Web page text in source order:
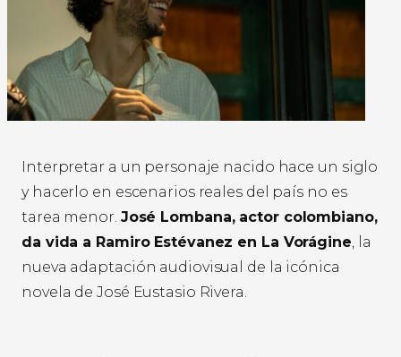
Interpretar a un personaje nacido hace un siglo
y hacerlo en escenarios reales del país no es
tarea menor. José Lombana, actor colombiano,
da vida a Ramiro Estévanez en La Vorágine , la
nueva adaptación audiovisual de la icónica
novela de José Eustasio Rivera.